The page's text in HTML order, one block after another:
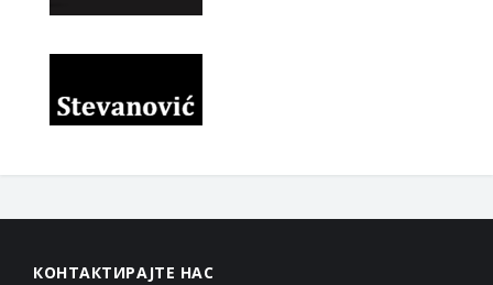
КОНТАКТИРАЈТЕ НАС